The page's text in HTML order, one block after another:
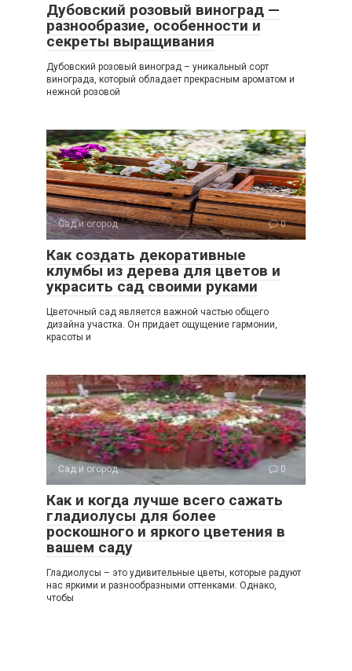
Дубовский розовый виноград —
разнообразие, особенности и
секреты выращивания
Дубовский розовый виноград – уникальный сорт
винограда, который обладает прекрасным ароматом и
нежной розовой
Сад и огород 0
Как создать декоративные
клумбы из дерева для цветов и
украсить сад своими руками
Цветочный сад является важной частью общего
дизайна участка. Он придает ощущение гармонии,
красоты и
Сад и огород 0
Как и когда лучше всего сажать
гладиолусы для более
роскошного и яркого цветения в
вашем саду
Гладиолусы – это удивительные цветы, которые радуют
нас яркими и разнообразными оттенками. Однако,
чтобы